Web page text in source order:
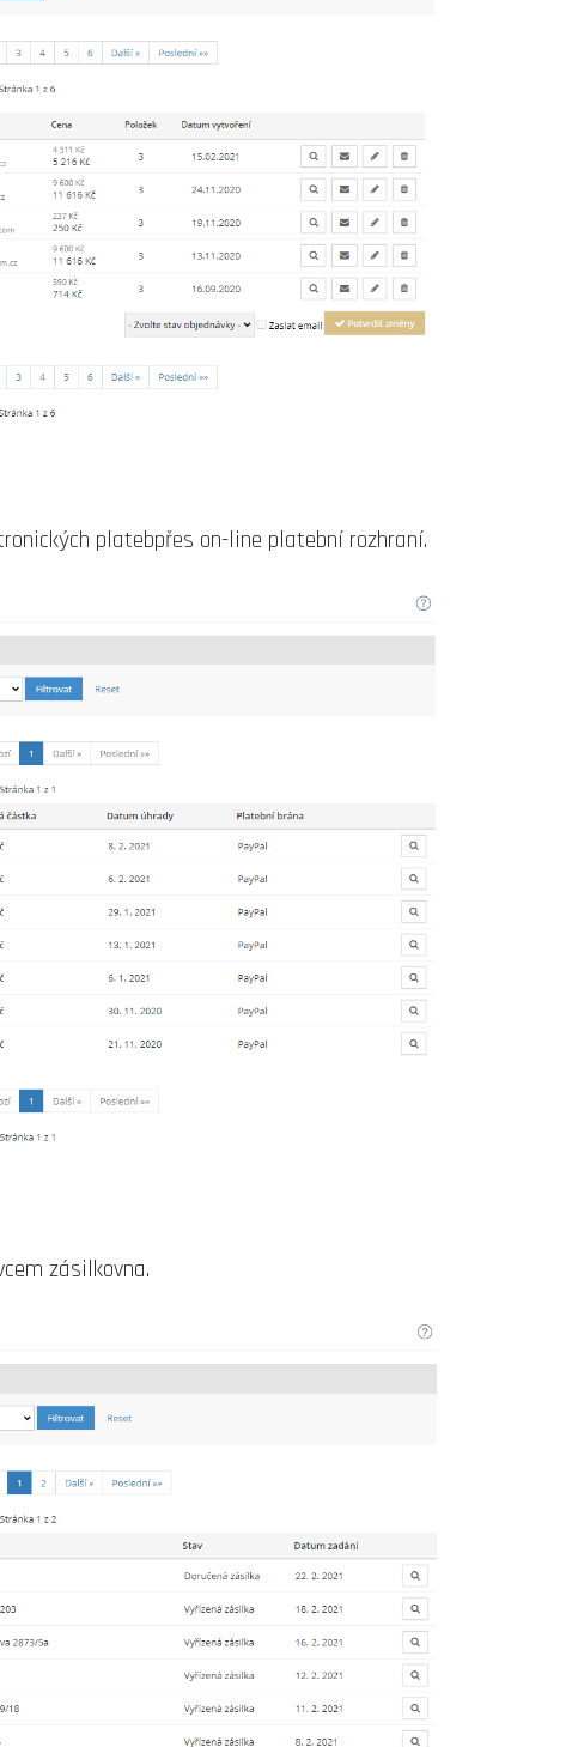
platebpřes on-line platební rozhraní.
zásilkovna.